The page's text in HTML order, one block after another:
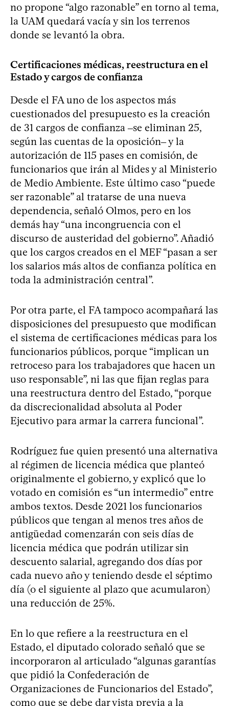
no propone “algo razonable” en torno al tema,
la UAM quedará vacía y sin los terrenos
donde se levantó la obra.
Certificaciones médicas, reestructura en el
Estado y cargos de confianza
Desde el FA uno de los aspectos más
cuestionados del presupuesto es la creación
de 31 cargos de confianza ‒se eliminan 25,
según las cuentas de la oposición‒ y la
autorización de 115 pases en comisión, de
funcionarios que irán al Mides y al Ministerio
de Medio Ambiente. Este último caso “puede
ser razonable” al tratarse de una nueva
dependencia, señaló Olmos, pero en los
demás hay “una incongruencia con el
discurso de austeridad del gobierno”. Añadió
que los cargos creados en el MEF “pasan a ser
los salarios más altos de confianza política en
toda la administración central”.
Por otra parte, el FA tampoco acompañará las
disposiciones del presupuesto que modifican
el sistema de certificaciones médicas para los
funcionarios públicos, porque “implican un
retroceso para los trabajadores que hacen un
uso responsable”, ni las que fijan reglas para
una reestructura dentro del Estado, “porque
da discrecionalidad absoluta al Poder
Ejecutivo para armar la carrera funcional”.
Rodríguez fue quien presentó una alternativa
al régimen de licencia médica que planteó
originalmente el gobierno, y explicó que lo
votado en comisión es “un intermedio” entre
ambos textos. Desde 2021 los funcionarios
públicos que tengan al menos tres años de
antigüedad comenzarán con seis días de
licencia médica que podrán utilizar sin
descuento salarial, agregando dos días por
cada nuevo año y teniendo desde el séptimo
día (o el siguiente al plazo que acumularon)
una reducción de 25%.
En lo que refiere a la reestructura en el
Estado, el diputado colorado señaló que se
incorporaron al articulado “algunas garantías
que pidió la Confederación de
Organizaciones de Funcionarios del Estado”,
como que se debe dar vista previa a la